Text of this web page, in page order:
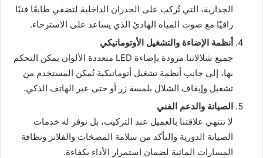
الجدارية، التي تُركب على الجدران الداخلية لتضفي طابعًا فنيًا
راقيًا مع صوت المياه الهادئ الذي يساعد على الاسترخاء.
أنظمة الإضاءة والتشغيل الأوتوماتيكي
جميع شلالاتنا مزودة بإضاءة LED متعددة الألوان يمكن التحكم
بها، إلى جانب أنظمة تشغيل أتوماتيكية تُمكن المستخدم من
تشغيل وإيقاف الشلال بلمسة زر أو حتى عبر الهاتف الذكي.
الصيانة والدعم الفني
لا تنتهي علاقتنا بالعميل عند التركيب، بل نوفر له خدمات
الصيانة الدورية والتأكد من سلامة المضخات والفلاتر ونظافة
المسارات المائية لضمان استمرار الأداء بكفاءة.